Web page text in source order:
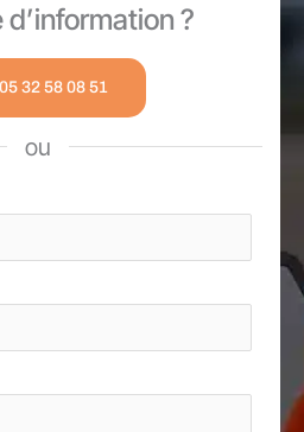
?
05 32 58 08 51
ou